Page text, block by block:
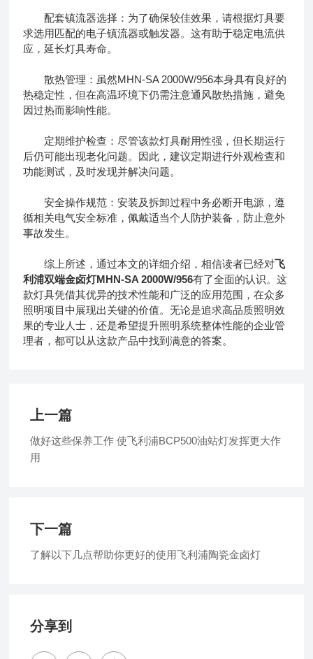
配套镇流器选择：为了确保较佳效果，请根据灯具要
求选用匹配的电子镇流器或触发器。这有助于稳定电流供
应，延长灯具寿命。
散热管理：虽然MHN-SA 2000W/956本身具有良好的
热稳定性，但在高温环境下仍需注意通风散热措施，避免
因过热而影响性能。
定期维护检查：尽管该款灯具耐用性强，但长期运行
后仍可能出现老化问题。因此，建议定期进行外观检查和
功能测试，及时发现并解决问题。
安全操作规范：安装及拆卸过程中务必断开电源，遵
循相关电气安全标准，佩戴适当个人防护装备，防止意外
事故发生。
综上所述，通过本文的详细介绍，相信读者已经对飞
利浦双端金卤灯MHN-SA 2000W/956有了全面的认识。这
款灯具凭借其优异的技术性能和广泛的应用范围，在众多
照明项目中展现出关键的价值。无论是追求高品质照明效
果的专业人士，还是希望提升照明系统整体性能的企业管
理者，都可以从这款产品中找到满意的答案。
上一篇
做好这些保养工作 使飞利浦BCP500油站灯发挥更大作
用
下一篇
了解以下几点帮助你更好的使用飞利浦陶瓷金卤灯
分享到